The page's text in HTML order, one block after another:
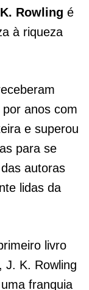
Rowling é
à riqueza
anos com
e superou
para se
autoras
lidas da
livro
J. K. Rowling
franquia